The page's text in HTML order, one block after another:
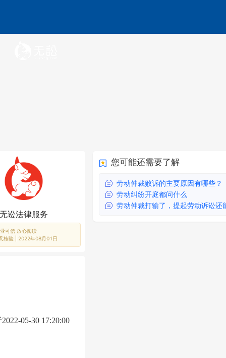
无讼法律服务
可信 放心阅读
核验 | 2022年08月01日
2022-05-30 17:20:00
您可能还需要了解
劳动仲裁败诉的主要原因有哪些？
劳动纠纷开庭都问什么
劳动仲裁打输了，提起劳动诉讼还能赢